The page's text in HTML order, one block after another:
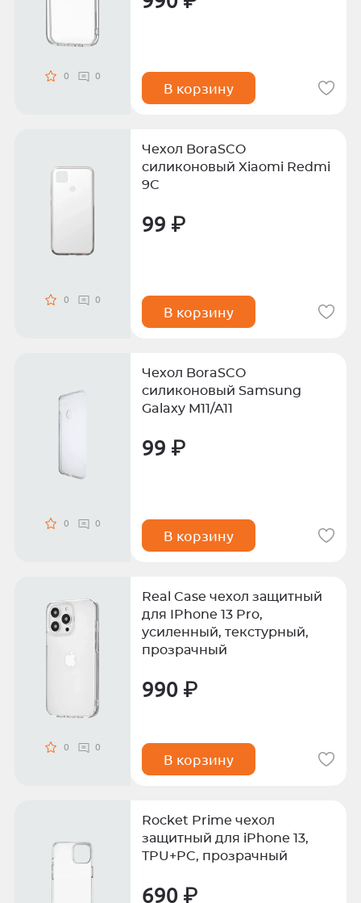
0 0
В корзину
0 0
Чехол BoraSCO
силиконовый Xiaomi Redmi
9C
99 ₽
В корзину
0 0
Чехол BoraSCO
силиконовый Samsung
Galaxy M11/A11
99 ₽
В корзину
0 0
Real Case чехол защитный
для IPhone 13 Pro,
усиленный, текстурный,
прозрачный
990 ₽
В корзину
Rocket Prime чехол
защитный для iPhone 13,
TPU+PC, прозрачный
690 ₽